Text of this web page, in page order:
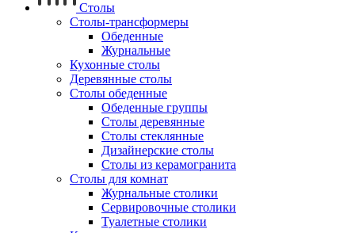
Столы
Столы-трансформеры
Обеденные
Журнальные
Кухонные столы
Деревянные столы
Столы обеденные
Обеденные группы
Столы деревянные
Столы стеклянные
Дизайнерские столы
Столы из керамогранита
Столы для комнат
Журнальные столики
Сервировочные столики
Туалетные столики